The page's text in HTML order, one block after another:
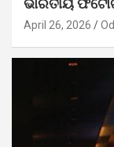
ଭାରତୀୟ
April 26, 2026